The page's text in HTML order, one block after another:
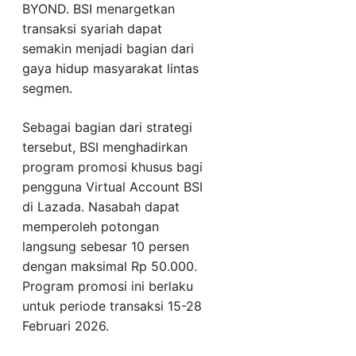
BYOND. BSI menargetkan
transaksi syariah dapat
semakin menjadi bagian dari
gaya hidup masyarakat lintas
segmen.
Sebagai bagian dari strategi
tersebut, BSI menghadirkan
program promosi khusus bagi
pengguna Virtual Account BSI
di Lazada. Nasabah dapat
memperoleh potongan
langsung sebesar 10 persen
dengan maksimal Rp 50.000.
Program promosi ini berlaku
untuk periode transaksi 15-28
Februari 2026.